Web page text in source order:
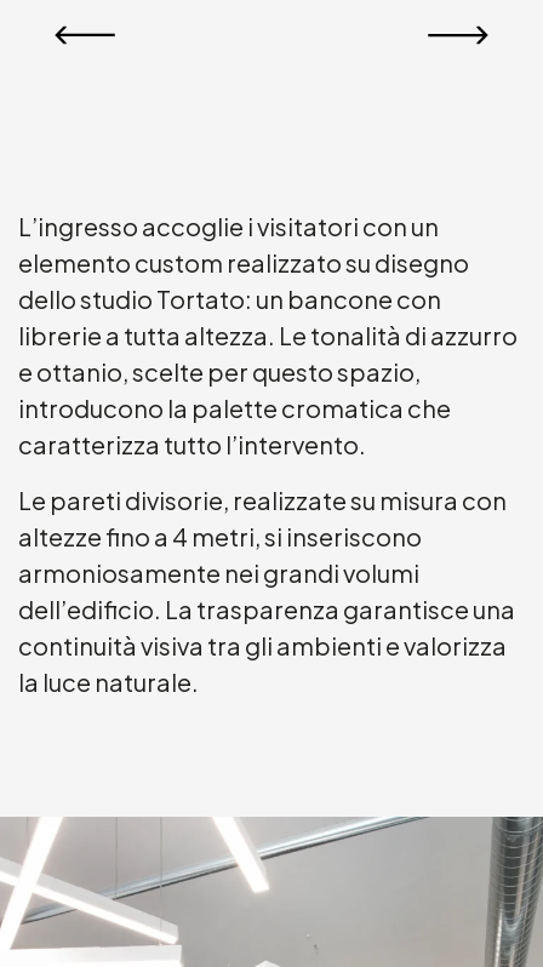
L’ingresso accoglie i visitatori con un
elemento custom realizzato su disegno
dello studio Tortato: un bancone con
librerie a tutta altezza. Le tonalità di azzurro
e ottanio, scelte per questo spazio,
introducono la palette cromatica che
caratterizza tutto l’intervento.
Le pareti divisorie, realizzate su misura con
altezze fino a 4 metri, si inseriscono
armoniosamente nei grandi volumi
dell’edificio. La trasparenza garantisce una
continuità visiva tra gli ambienti e valorizza
la luce naturale.